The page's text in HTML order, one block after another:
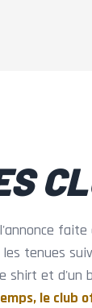
faite
tenues
shirt et d'un
le